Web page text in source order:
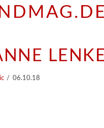
06.10.18